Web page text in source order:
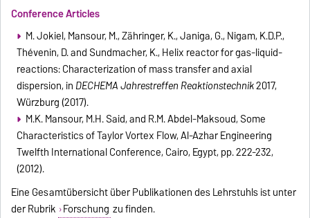
Conference Articles
M. Jokiel, Mansour, M., Zähringer, K., Janiga, G., Nigam, K.D.P.,
Thévenin, D. and Sundmacher, K., Helix reactor for gas-liquid-
reactions: Characterization of mass transfer and axial
dispersion, in DECHEMA Jahrestreffen Reaktionstechnik2017,
Würzburg (2017).
M.K. Mansour, M.H. Said, and R.M. Abdel-Maksoud, Some
Characteristics of Taylor Vortex Flow, Al-Azhar Engineering
Twelfth International Conference, Cairo, Egypt, pp. 222-232,
(2012).
Eine Gesamtübersicht über Publikationen des Lehrstuhls ist unter
der Rubrik Forschung zu finden.